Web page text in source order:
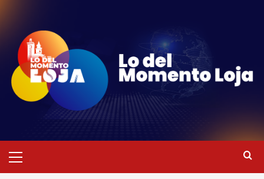
contenido
primario